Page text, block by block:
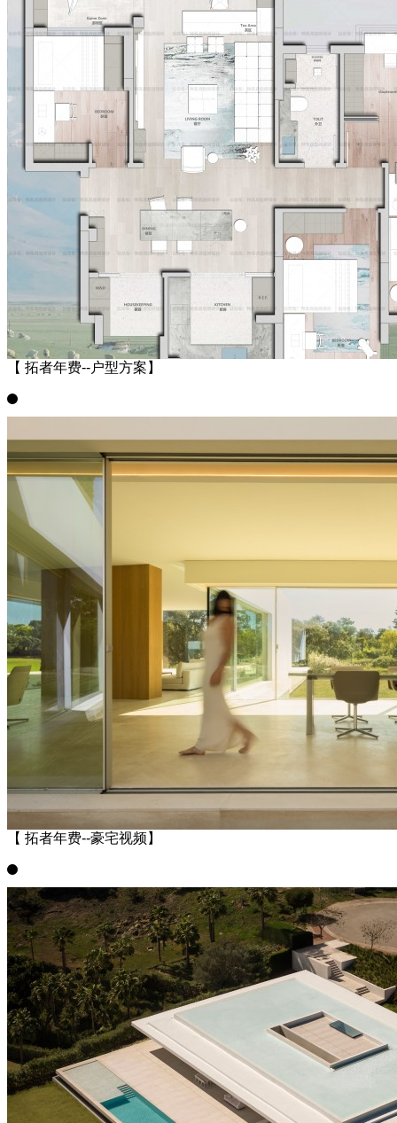
【 拓者年费--户型方案】
【 拓者年费--豪宅视频】